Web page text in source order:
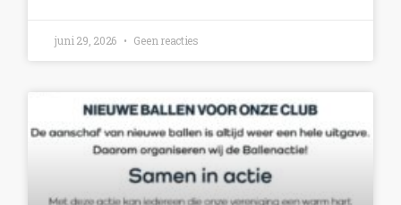
juni 29, 2026 Geen reacties